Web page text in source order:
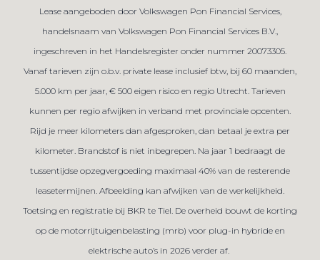
Lease aangeboden door Volkswagen Pon Financial Services,
handelsnaam van Volkswagen Pon Financial Services B.V.,
ingeschreven in het Handelsregister onder nummer 20073305.
Vanaf tarieven zijn o.b.v. private lease inclusief btw, bij 60 maanden,
5.000 km per jaar, € 500 eigen risico en regio Utrecht. Tarieven
kunnen per regio afwijken in verband met provinciale opcenten.
Rijd je meer kilometers dan afgesproken, dan betaal je extra per
kilometer. Brandstof is niet inbegrepen. Na jaar 1 bedraagt de
tussentijdse opzegvergoeding maximaal 40% van de resterende
leasetermijnen. Afbeelding kan afwijken van de werkelijkheid.
Toetsing en registratie bij BKR te Tiel. De overheid bouwt de korting
op de motorrijtuigenbelasting (mrb) voor plug-in hybride en
elektrische auto’s in 2026 verder af.